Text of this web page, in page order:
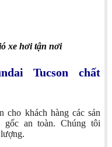
xe hơi tận nơi
Tucson chất
cho khách hàng các sản
gốc an toàn. Chúng tôi